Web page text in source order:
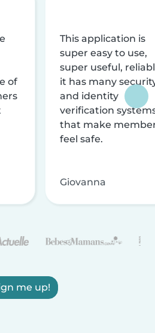
of
This application is
super easy to use,
super useful,
it has many
and identity
verification
that make
feel safe.
Giovanna
me up!